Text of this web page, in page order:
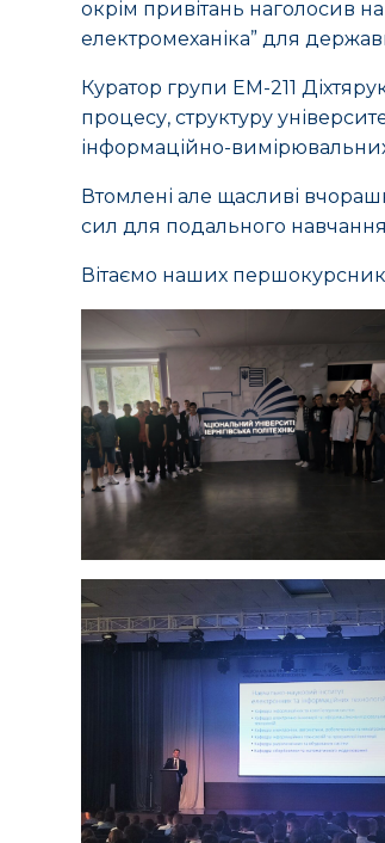
окрім привітань наголосив на
електромеханіка” для
Куратор групи ЕМ-211
процесу, структуру
інформаційно-вимірювальних
Втомлені але щасливі
сил для подального
Вітаємо наших